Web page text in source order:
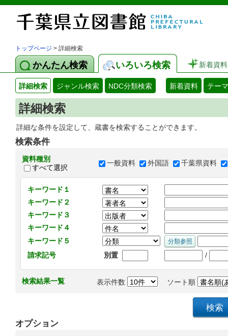
トップページ > 詳細検索
かんたん検索 いろいろ検索 新着資料
詳細検索 ジャンル検索 NDC分類検索 新着資料 テー
詳細検索
詳細な条件を設定して、蔵書を検索することができます。
検索条件
資料種別
すべて選択
一般資料 外国語 千葉県資料
キーワード１
キーワード２
キーワード３
キーワード４
キーワード５
請求記号
別置 /
検索結果一覧 表示件数 ソート順
オプション